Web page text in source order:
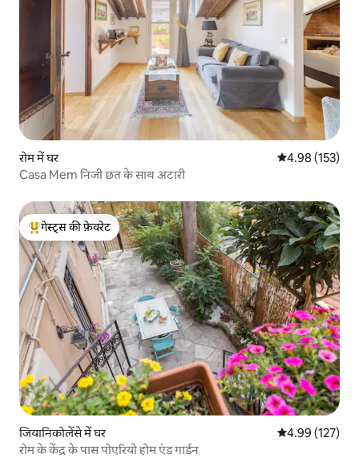
रोम में घर औसत रेटिंग 5 में से
4.98 (153)
Casa Mem निजी छत के साथ अटारी
गेस्ट्स का टॉप फ़ेवरेट
गेस्ट्स की फ़ेवरेट
जियानिकोलेंसे में घर औसत रेटिंग 5 में से
4.99 (127)
रोम के केंद्र के पास पोएरियो होम एंड गार्डन